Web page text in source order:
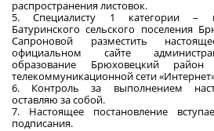
распространения листовок.
5. Специалисту 1 категории –
Батуринского сельского поселения
Сапроновой разместить
официальном сайте
образование Брюховецкий
телекоммуникационной сети
6. Контроль за выполнением
оставляю за собой.
7. Настоящее постановление
подписания.